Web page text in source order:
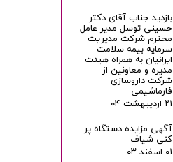
بازدید جناب آقای دکتر
حسینی توسل مدیر عامل
محترم شرکت مدیریت
سرمایه بیمه سلامت
ایرانیان به همراه هیئت
مدیره و معاونین از
شرکت داروسازی
فارماشیمی
۲۱ اردیبهشت ۰۴
آگهی مزایده دستگاه پر
کنی شیاف
۰۱ اسفند ۰۳